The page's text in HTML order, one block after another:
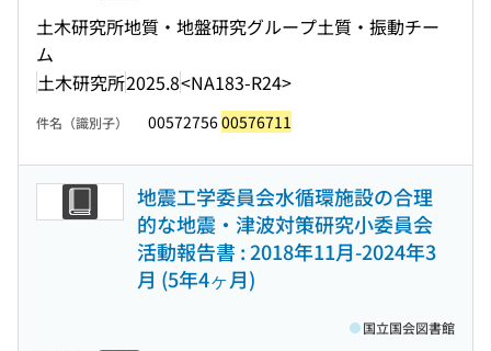
土木研究所地質・地盤研究グループ土質・振動チー
ム
土木研究所2025.8<NA183-R24>
件名（識別子） 0057275600576711
地震工学委員会水循環施設の合理
的な地震・津波対策研究小委員会
活動報告書 : 2018年11月-2024年3
月 (5年4ヶ月)
国立国会図書館